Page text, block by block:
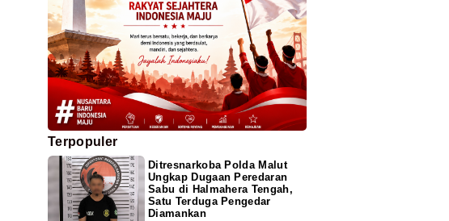
Terpopuler
Ditresnarkoba Polda Malut
Ungkap Dugaan Peredaran
Sabu di Halmahera Tengah,
Satu Terduga Pengedar
Diamankan